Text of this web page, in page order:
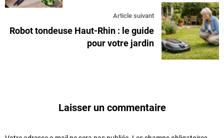
Article suivant
Robot tondeuse Haut-Rhin : le guide
pour votre jardin
Laisser un commentaire